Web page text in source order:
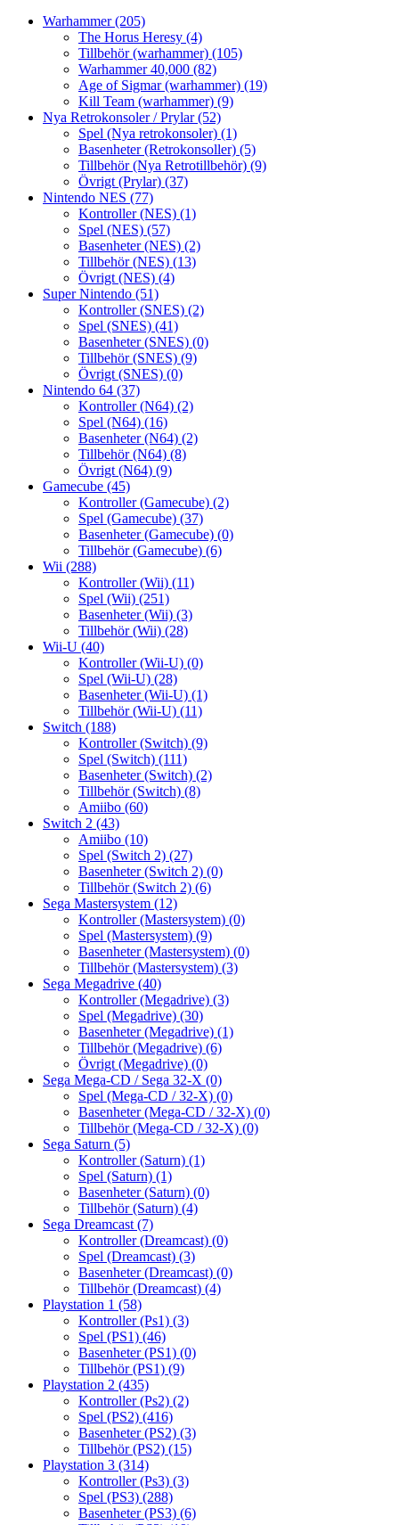
Warhammer(205)
The Horus Heresy (4)
Tillbehör (warhammer) (105)
Warhammer 40,000 (82)
Age of Sigmar (warhammer) (19)
Kill Team (warhammer) (9)
Nya Retrokonsoler / Prylar(52)
Spel (Nya retrokonsoler) (1)
Basenheter (Retrokonsoller) (5)
Tillbehör (Nya Retrotillbehör) (9)
Övrigt (Prylar) (37)
Nintendo NES (77)
Kontroller (NES) (1)
Spel (NES) (57)
Basenheter (NES) (2)
Tillbehör (NES) (13)
Övrigt (NES) (4)
Super Nintendo (51)
Kontroller (SNES) (2)
Spel (SNES) (41)
Basenheter (SNES) (0)
Tillbehör (SNES) (9)
Övrigt (SNES) (0)
Nintendo 64 (37)
Kontroller (N64) (2)
Spel (N64) (16)
Basenheter (N64) (2)
Tillbehör (N64) (8)
Övrigt (N64) (9)
Gamecube (45)
Kontroller (Gamecube) (2)
Spel (Gamecube) (37)
Basenheter (Gamecube) (0)
Tillbehör (Gamecube) (6)
Wii (288)
Kontroller (Wii) (11)
Spel (Wii) (251)
Basenheter (Wii) (3)
Tillbehör (Wii) (28)
Wii-U (40)
Kontroller (Wii-U) (0)
Spel (Wii-U) (28)
Basenheter (Wii-U) (1)
Tillbehör (Wii-U) (11)
Switch (188)
Kontroller (Switch) (9)
Spel (Switch) (111)
Basenheter (Switch) (2)
Tillbehör (Switch) (8)
Amiibo (60)
Switch 2 (43)
Amiibo (10)
Spel (Switch 2) (27)
Basenheter (Switch 2) (0)
Tillbehör (Switch 2) (6)
Sega Mastersystem (12)
Kontroller (Mastersystem) (0)
Spel (Mastersystem) (9)
Basenheter (Mastersystem) (0)
Tillbehör (Mastersystem) (3)
Sega Megadrive (40)
Kontroller (Megadrive) (3)
Spel (Megadrive) (30)
Basenheter (Megadrive) (1)
Tillbehör (Megadrive) (6)
Övrigt (Megadrive) (0)
Sega Mega-CD / Sega 32-X (0)
Spel (Mega-CD / 32-X) (0)
Basenheter (Mega-CD / 32-X) (0)
Tillbehör (Mega-CD / 32-X) (0)
Sega Saturn (5)
Kontroller (Saturn) (1)
Spel (Saturn) (1)
Basenheter (Saturn) (0)
Tillbehör (Saturn) (4)
Sega Dreamcast (7)
Kontroller (Dreamcast) (0)
Spel (Dreamcast) (3)
Basenheter (Dreamcast) (0)
Tillbehör (Dreamcast) (4)
Playstation 1 (58)
Kontroller (Ps1) (3)
Spel (PS1) (46)
Basenheter (PS1) (0)
Tillbehör (PS1) (9)
Playstation 2 (435)
Kontroller (Ps2) (2)
Spel (PS2) (416)
Basenheter (PS2) (3)
Tillbehör (PS2) (15)
Playstation 3 (314)
Kontroller (Ps3) (3)
Spel (PS3) (288)
Basenheter (PS3) (6)